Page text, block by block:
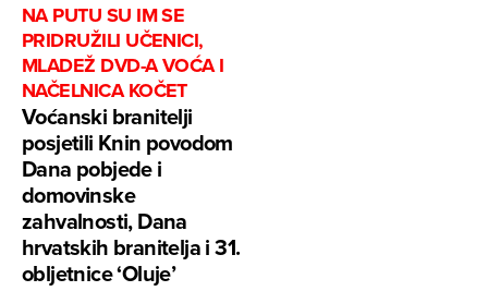
NA PUTU SU IM SE
PRIDRUŽILI UČENICI,
MLADEŽ DVD-A VOĆA I
NAČELNICA KOČET
Voćanski branitelji
posjetili Knin povodom
Dana pobjede i
domovinske
zahvalnosti, Dana
hrvatskih branitelja i 31.
obljetnice ‘Oluje’